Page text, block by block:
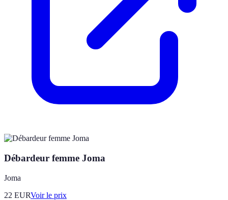
Débardeur femme Joma
Joma
22 EURVoir le prix